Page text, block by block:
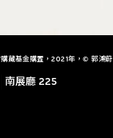
藏基金購置，2021年，© 郭鴻蔚
南展廳 225